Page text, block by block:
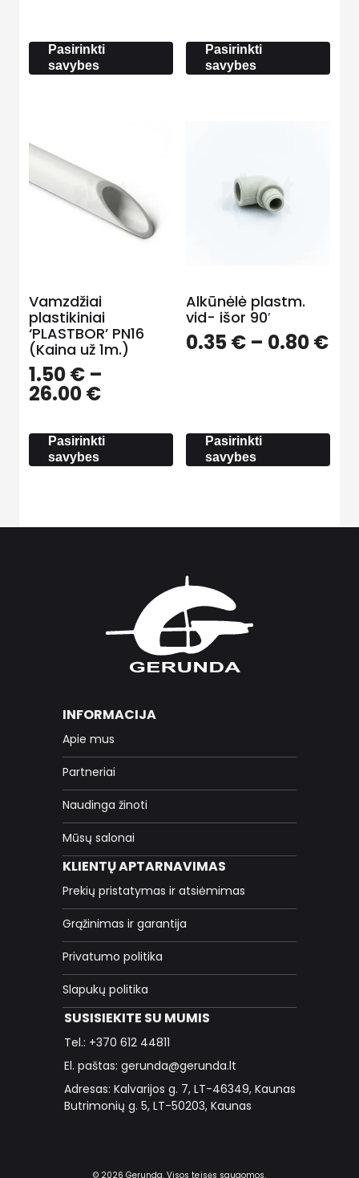
through
21.50 €
Pasirinkti
savybes
Pasirinkti
savybes
Vamzdžiai
plastikiniai
‘PLASTBOR’ PN16
(Kaina už 1m.)
1.50€ –
26.00€Price
1.50 €
through
26.00 €
Pasirinkti
savybes
Alkūnėlė plastm.
vid- išor 90′
0.35€ – 0.80€
Pasirinkti
savybes
INFORMACIJA
Apie mus
Partneriai
Naudinga žinoti
Mūsų salonai
KLIENTŲ APTARNAVIMAS
Prekių pristatymas ir atsiėmimas
Grąžinimas ir garantija
Privatumo politika
Slapukų politika
SUSISIEKITE SU MUMIS
Tel.: +370 612 44811
El. paštas: gerunda@gerunda.lt
Adresas: Kalvarijos g. 7, LT-46349, Kaunas
Butrimonių g. 5, LT-50203, Kaunas
© 2026 Gerunda. Visos teisės saugomos.